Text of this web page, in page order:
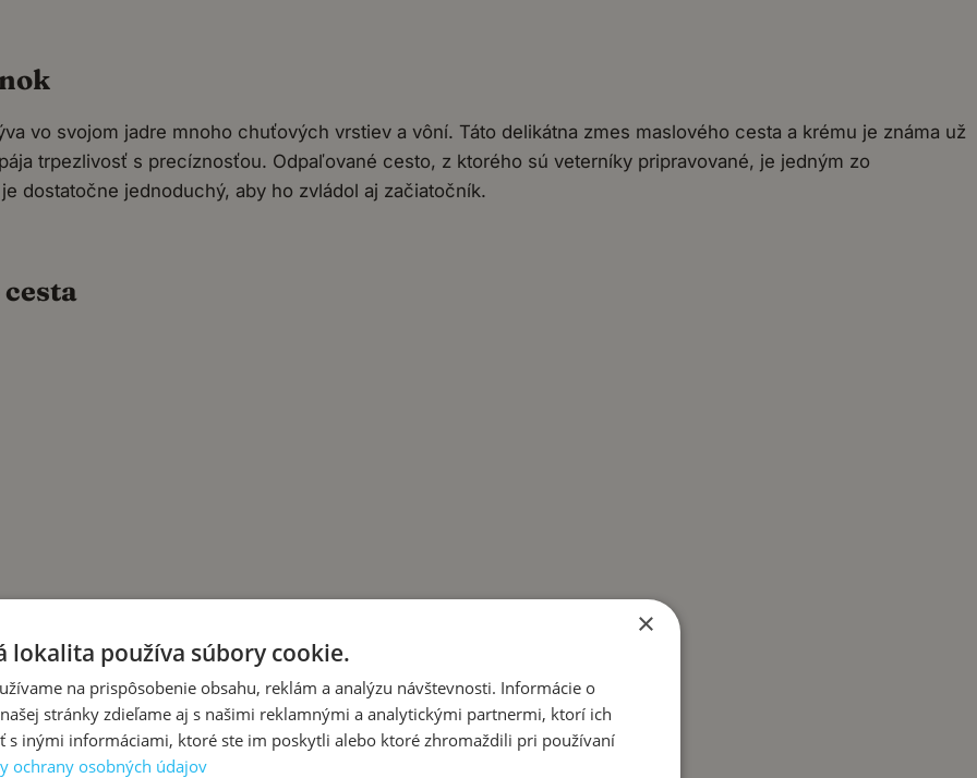
vo svojom jadre mnoho chuťových vrstiev a vôní. Táto delikátna zmes maslového cesta a krému je známa už
trpezlivosť s precíznosťou. Odpaľované cesto, z ktorého sú veterníky pripravované, je jedným zo
dostatočne jednoduchý, aby ho zvládol aj začiatočník.
škrobu
×
lokalita používa súbory cookie.
na prispôsobenie obsahu, reklám a analýzu návštevnosti. Informácie o
stránky zdieľame aj s našimi reklamnými a analytickými partnermi, ktorí ich
s inými informáciami, ktoré ste im poskytli alebo ktoré zhromaždili pri používaní
ochrany osobných údajov